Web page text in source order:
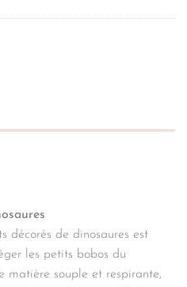
décorés de dinosaures est
les petits bobos du
matière souple et respirante,